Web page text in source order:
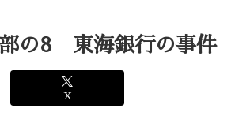
の8 東海銀行の事件
X